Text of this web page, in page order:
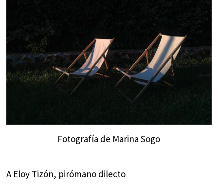
Fotografía de Marina Sogo
A Eloy Tizón, pirómano dilecto